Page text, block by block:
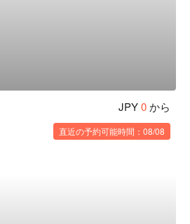
JPY0から
直近の予約可能時間：08/08